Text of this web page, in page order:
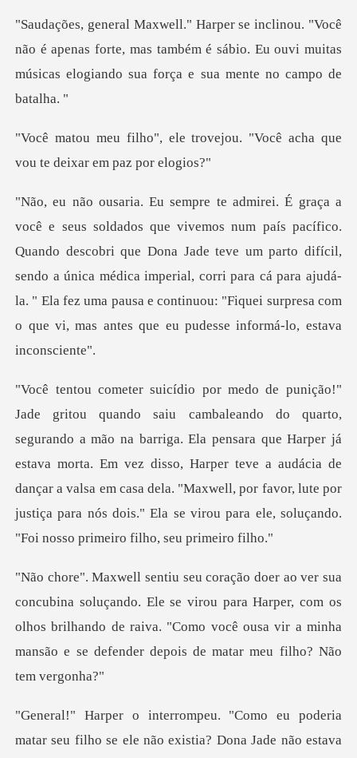
ão é apenas forte, mas também é sábio. Eu ouvi muitas
mús
rovejou. "Você acha que
vou t
descobri que Dona Jade teve um parto difícil,
sendo a única médica imperial, corri para cá para ajudá-
la. " Ela f
ga. Ela pensara que Harper já
estava morta. Em vez disso, Harper teve a audácia de
dançar a valsa em casa dela. "Maxwell, p
Ele se virou para Harper, com os
olhos brilhando de raiva. "Como você ousa
eu poderia
matar seu filho se ele não